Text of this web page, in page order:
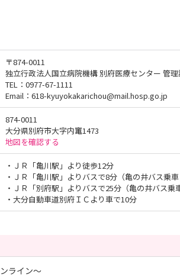
〒874-0011
独立行政法人国立病院機構 別府医療センター 管
TEL：0977-67-1111
Email：618-kyuyokakarichou@mail.hosp.go.jp
874-0011
大分県別府市大字内竃1473
地図を確認する
・ＪＲ「亀川駅」より徒歩12分
・ＪＲ「亀川駅」よりバスで8分（亀の井バス乗
・ＪＲ「別府駅」よりバスで25分（亀の井バス乗
・大分自動車道別府ＩＣより車で10分
ライン～